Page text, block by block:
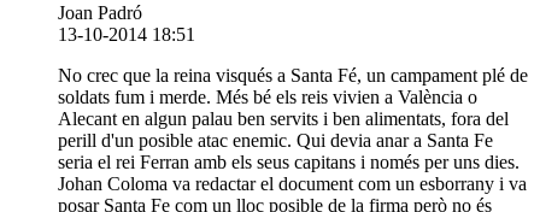
Joan Padró
13-10-2014 18:51
No crec que la reina visqués a Santa Fé, un campament plé de
soldats fum i merde. Més bé els reis vivien a València o
Alecant en algun palau ben servits i ben alimentats, fora del
perill d'un posible atac enemic. Qui devia anar a Santa Fe
seria el rei Ferran amb els seus capitans i només per uns dies.
Johan Coloma va redactar el document com un esborrany i va
posar Santa Fe com un lloc posible de la firma però no és